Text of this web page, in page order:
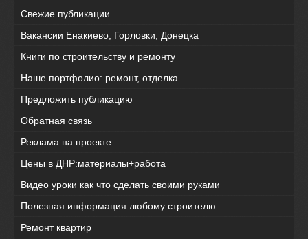
Свежие публикации
Вакансии Енакиево, Горловки, Донецка
Книги по строительству и ремонту
Наше портфолио: ремонт, отделка
Предложить публикацию
Обратная связь
Реклама на проекте
Цены в ДНР:материалы+работа
Видео уроки как что сделать своими руками
Полезная информация любому строителю
Ремонт квартир